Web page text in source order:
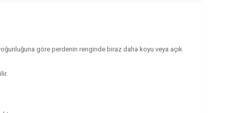
göre perdenin renginde biraz daha koyu veya açık